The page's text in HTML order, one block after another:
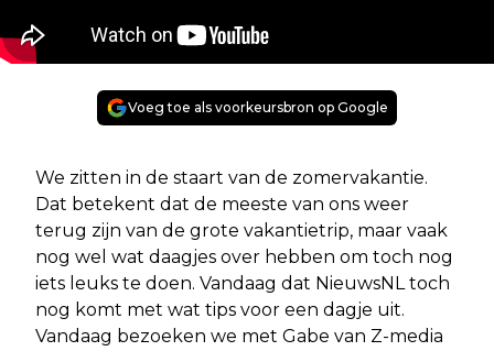
Voeg toe als voorkeursbron op Google
We zitten in de staart van de zomervakantie.
Dat betekent dat de meeste van ons weer
terug zijn van de grote vakantietrip, maar vaak
nog wel wat daagjes over hebben om toch nog
iets leuks te doen. Vandaag dat NieuwsNL toch
nog komt met wat tips voor een dagje uit.
Vandaag bezoeken we met Gabe van Z-media